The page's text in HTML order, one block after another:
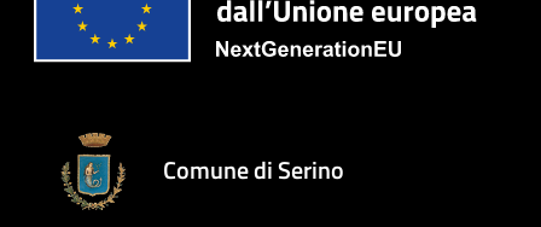
Comune di Serino